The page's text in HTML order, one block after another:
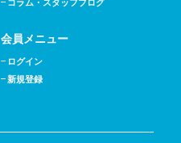
会員メニュー
ログイン
新規登録